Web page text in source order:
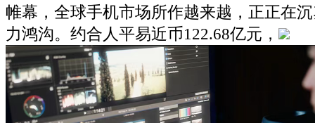
帷幕，全球手机市场所作越来越，正正在
力鸿沟。约合人平易近币122.68亿元，